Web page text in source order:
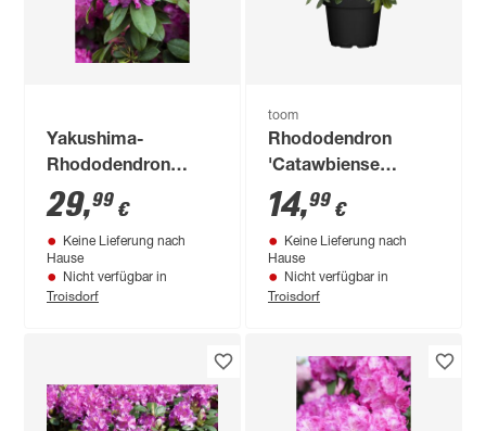
Yakushima-
Rhododendron
'Polaris', 26 cm Topf
29,99 €
Keine Lieferung nach
Hause
Nicht verfügbar in
Troisdorf
toom
Rhododendron
'Catawbiense
Grandiflorum'
blau/lila 21 cm Topf
14,99 €
Keine Lieferung nach
Hause
Nicht verfügbar in
Troisdorf